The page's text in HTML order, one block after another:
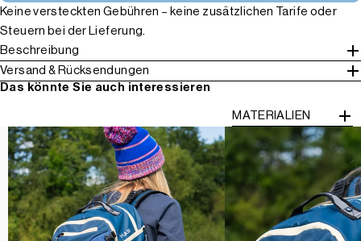
Keine versteckten Gebühren – keine zusätzlichen Tarife oder
Steuern bei der Lieferung.
Beschreibung
Versand & Rücksendungen
Das könnte Sie auch interessieren
MATERIALIEN